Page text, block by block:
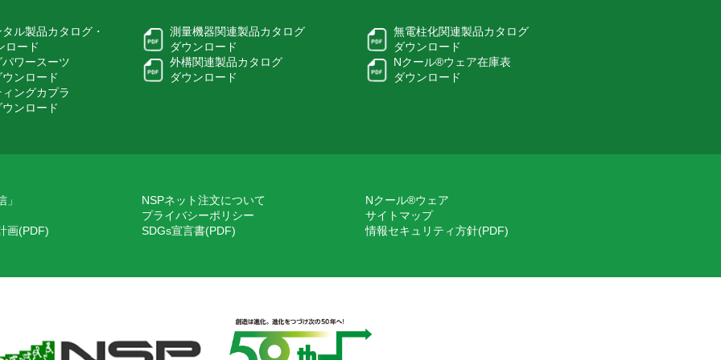
ル製品カタログ・
ロード
測量機器関連製品カタログ
ダウンロード
無電柱化関連製品カタログ
ダウンロード
ワースーツ
ンロード
外構関連製品カタログ
ダウンロード
Nクール®ウェア在庫表
ダウンロード
ングカプラ
ンロード
NSPネット注文について
Nクール®ウェア
プライバシーポリシー
サイトマップ
画(PDF)
SDGs宣言書(PDF) 情報セキュリティ方針(PDF)